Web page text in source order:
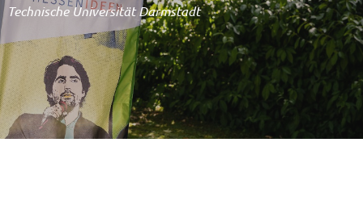
Technische Universität Darmstadt